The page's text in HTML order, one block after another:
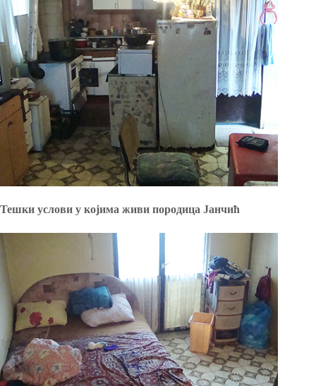
Тешки услови у којима живи породица Јанчић